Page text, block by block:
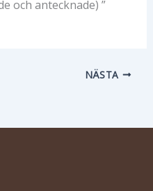
och antecknade) ”
NÄSTA